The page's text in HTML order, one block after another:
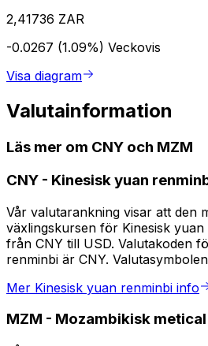
2,41736 ZAR
-0.0267 (1.09%) Veckovis
Visa diagram
Valutainformation
Läs mer om CNY och MZM
CNY - Kinesisk yuan
Vår valutarankning visar att den
växlingskursen för Kinesisk
från CNY till USD. Valutakoden
renminbi är CNY.
Mer Kinesisk yuan renminbi info
MZM - Mozambikisk metical